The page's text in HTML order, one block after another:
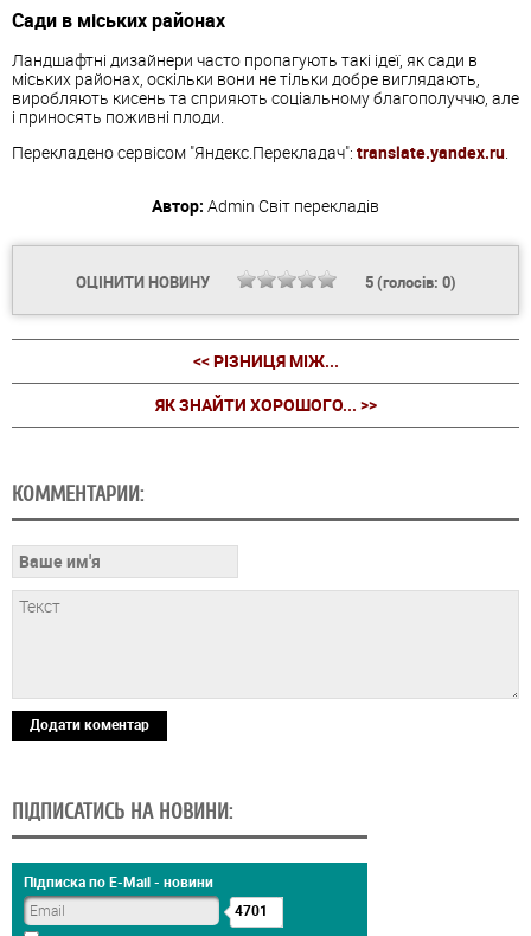
Сади в міських районах
Ландшафтні дизайнери часто пропагують такі ідеї, як сади в
міських районах, оскільки вони не тільки добре виглядають,
виробляють кисень та сприяють соціальному благополуччю, але
і приносять поживні плоди.
Перекладено сервісом "Яндекс.Перекладач": translate.yandex.ru
Автор: Admin Світ перекладів
ОЦІНИТИ НОВИНУ 5(голосів: 0)
<< РІЗНИЦЯ МІЖ...
ЯК ЗНАЙТИ ХОРОШОГО... >>
КОММЕНТАРИИ:
Додати коментар
ПІДПИСАТИСЬ НА НОВИНИ:
Підписка по E-Mail - новини
4701